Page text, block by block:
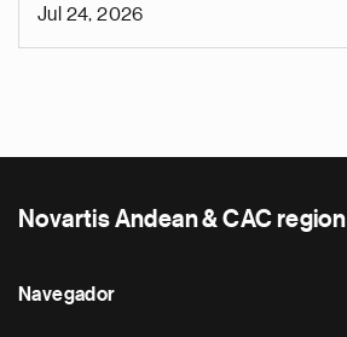
Jul 24, 2026
Novartis Andean & CAC region
Navegador